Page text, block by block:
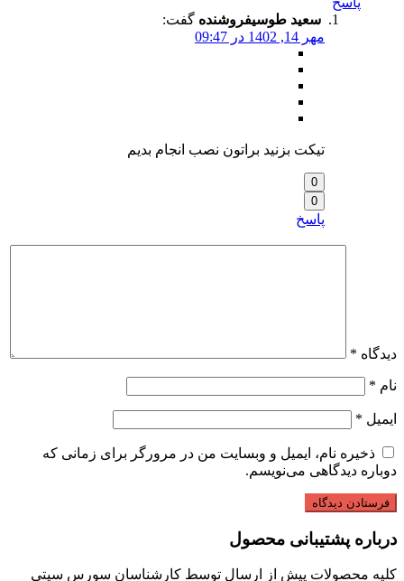
سعید طوسیفروشنده گفت:
مهر 14, 1402 در 09:47
تیکت بزنید براتون نصب انجام بدیم
0
0
پاسخ
دیدگاه *
نام *
ایمیل *
ذخیره نام، ایمیل و وبسایت من در مرورگر برای زمانی که
دوباره دیدگاهی می‌نویسم.
درباره پشتیبانی محصول
کلیه محصولات پیش از ارسال توسط کارشناسان سورس سیتی